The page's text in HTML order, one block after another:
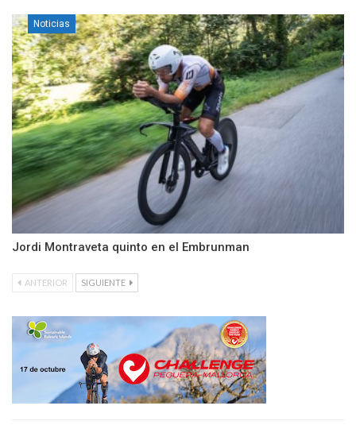
Noticias
Jordi Montraveta quinto en el Embrunman
ANTERIOR SIGUIENTE